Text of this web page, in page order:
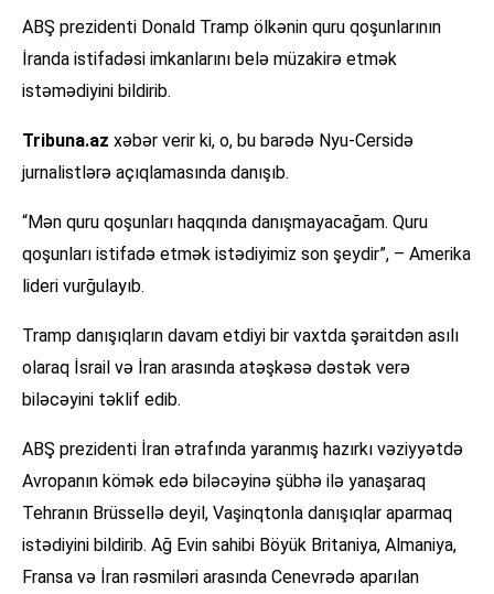
ABŞ prezidenti Donald Tramp ölkənin quru qoşunlarının
İranda istifadəsi imkanlarını belə müzakirə etmək
istəmədiyini bildirib.
Tribuna.az xəbər verir ki, o, bu barədə Nyu-Cersidə
jurnalistlərə açıqlamasında danışıb.
“Mən quru qoşunları haqqında danışmayacağam. Quru
qoşunları istifadə etmək istədiyimiz son şeydir”, – Amerika
lideri vurğulayıb.
Tramp danışıqların davam etdiyi bir vaxtda şəraitdən asılı
olaraq İsrail və İran arasında atəşkəsə dəstək verə
biləcəyini təklif edib.
ABŞ prezidenti İran ətrafında yaranmış hazırkı vəziyyətdə
Avropanın kömək edə biləcəyinə şübhə ilə yanaşaraq
Tehranın Brüssellə deyil, Vaşinqtonla danışıqlar aparmaq
istədiyini bildirib. Ağ Evin sahibi Böyük Britaniya, Almaniya,
Fransa və İran rəsmiləri arasında Cenevrədə aparılan